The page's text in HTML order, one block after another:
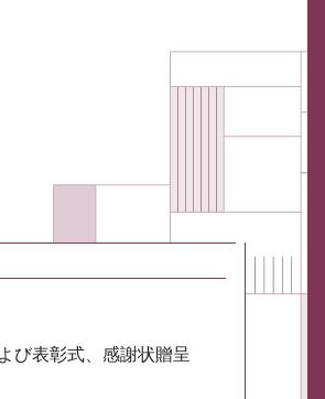
び表彰式、感謝状贈呈